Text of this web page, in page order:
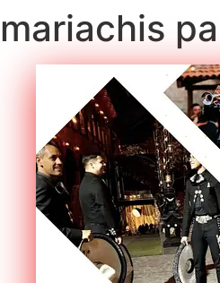
mariachis